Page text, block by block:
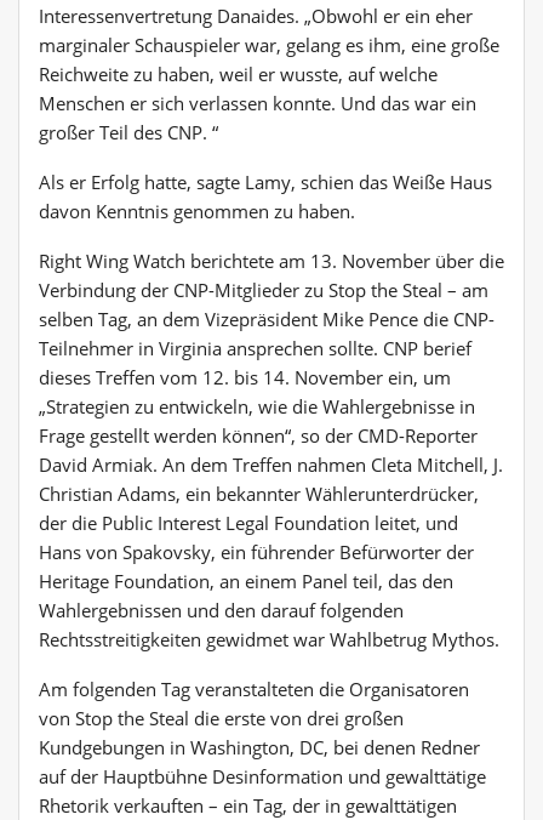
Interessenvertretung Danaides. „Obwohl er ein eher
marginaler Schauspieler war, gelang es ihm, eine große
Reichweite zu haben, weil er wusste, auf welche
Menschen er sich verlassen konnte. Und das war ein
großer Teil des CNP. “
Als er Erfolg hatte, sagte Lamy, schien das Weiße Haus
davon Kenntnis genommen zu haben.
Right Wing Watch berichtete am 13. November über die
Verbindung der CNP-Mitglieder zu Stop the Steal – am
selben Tag, an dem Vizepräsident Mike Pence die CNP-
Teilnehmer in Virginia ansprechen sollte. CNP berief
dieses Treffen vom 12. bis 14. November ein, um
„Strategien zu entwickeln, wie die Wahlergebnisse in
Frage gestellt werden können“, so der CMD-Reporter
David Armiak. An dem Treffen nahmen Cleta Mitchell, J.
Christian Adams, ein bekannter Wählerunterdrücker,
der die Public Interest Legal Foundation leitet, und
Hans von Spakovsky, ein führender Befürworter der
Heritage Foundation, an einem Panel teil, das den
Wahlergebnissen und den darauf folgenden
Rechtsstreitigkeiten gewidmet war Wahlbetrug Mythos.
Am folgenden Tag veranstalteten die Organisatoren
von Stop the Steal die erste von drei großen
Kundgebungen in Washington, DC, bei denen Redner
auf der Hauptbühne Desinformation und gewalttätige
Rhetorik verkauften – ein Tag, der in gewalttätigen